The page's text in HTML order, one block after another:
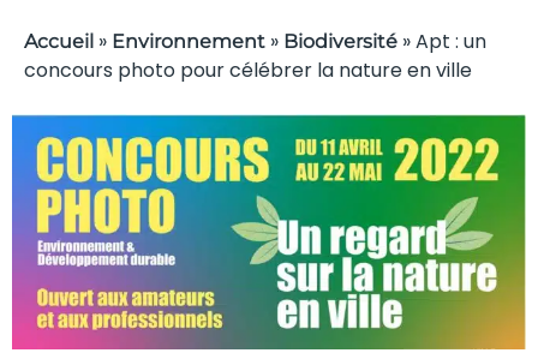
Accueil » Environnement » Biodiversité »Apt : un
concours photo pour célébrer la nature en ville